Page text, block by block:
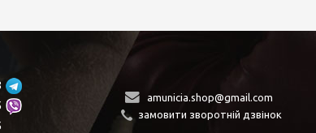
amunicia.shop@gmail.com
замовити зворотній дзвінок